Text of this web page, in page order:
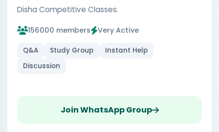
Disha Competitive Classes.
156000 members Very Active
Q&A Study Group
Instant Help
Discussion
Join WhatsApp Group